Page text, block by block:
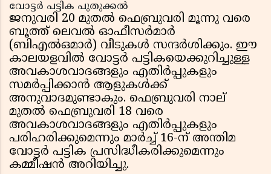
വോട്ടർ പട്ടിക പുതുക്കൽ
ജനുവരി 20 മുതൽ ഫെബ്രുവരി മൂന്നു വരെ
ബൂത്ത് ലെവൽ ഓഫീസർമാർ
(ബി‌എൽ‌ഒമാർ) വീടുകൾ സന്ദർശിക്കും. ഈ
കാലയളവിൽ വോട്ടർ പട്ടികയെക്കുറിച്ചുള്ള
അവകാശവാദങ്ങളും എതിർപ്പുകളും
സമർപ്പിക്കാൻ ആളുകൾക്ക്
അനുവാദമുണ്ടാകും. ഫെബ്രുവരി നാല്
മുതൽ ഫെബ്രുവരി 18 വരെ
അവകാശവാദങ്ങളും എതിർപ്പുകളും
പരിഹരിക്കുമെന്നും മാർച്ച് 16-ന് അന്തിമ
വോട്ടർ പട്ടിക പ്രസിദ്ധീകരിക്കുമെന്നും
കമ്മീഷൻ അറിയിച്ചു.